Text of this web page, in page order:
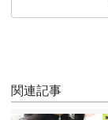
関連記事